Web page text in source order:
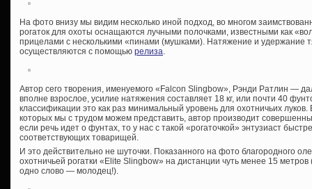
На фото внизу мы видим несколько иной подход, во многом
рогаток для охоты оснащаются лучными полочками, известными как
прицелами с несколькими «пинами (мушками). Натяжение и удержание
осуществляются с помощью релиза.
Автор сего творения, именуемого «Falcon Slingbow», Рэнди Ратлин —
вполне взрослое, усилие натяжения составляет 18 кг, или почти 40
классификации это как раз минимальный уровень для охотничьих
которых мы с трудом можем представить, автор производит
если речь идет о фунтах, то у нас с такой «рогаточкой» энтузиаст
соответствующих товарищей.
И это действительно не шуточки. Показанного на фото благородного
охотничьей рогатки «Elite Slingbow» на дистанции чуть менее 15
одно слово — молодец!).